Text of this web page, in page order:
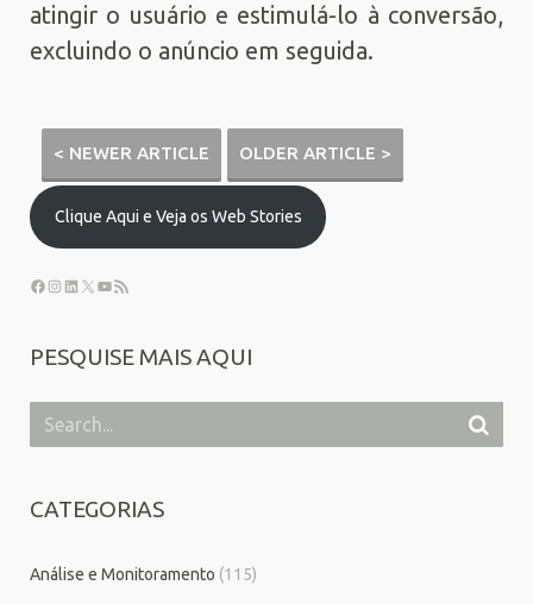
atingir o usuário e estimulá-lo à conversão,
excluindo o anúncio em seguida.
< NEWER ARTICLE OLDER ARTICLE >
Clique Aqui e Veja os Web Stories
PESQUISE MAIS AQUI
CATEGORIAS
Análise e Monitoramento (115)